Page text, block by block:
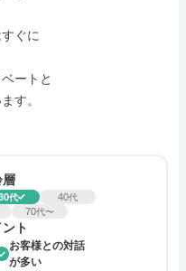
ぐに
ートと
す。
層
代 40代
70代〜
ト
お客様との対話
が多い